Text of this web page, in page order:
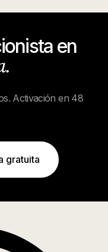
en
.
Activación en 48
gratuita